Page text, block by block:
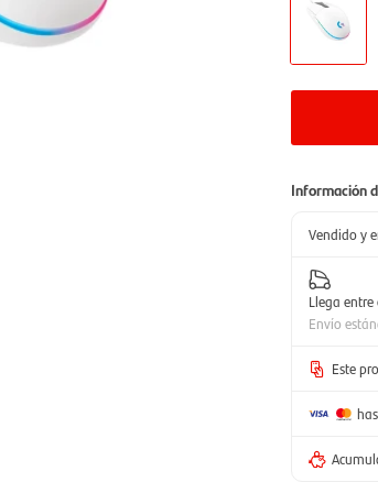
Información
Vendido y
Llega entre
Envío
Este